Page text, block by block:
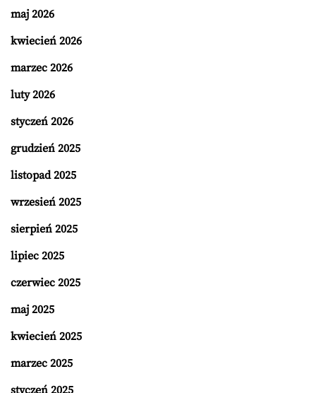
maj 2026
kwiecień 2026
marzec 2026
luty 2026
styczeń 2026
grudzień 2025
listopad 2025
wrzesień 2025
sierpień 2025
lipiec 2025
czerwiec 2025
maj 2025
kwiecień 2025
marzec 2025